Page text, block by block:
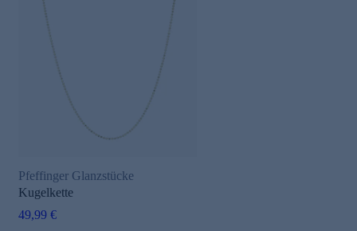
Pfeffinger Glanzstücke
Kugelkette
49,99 €